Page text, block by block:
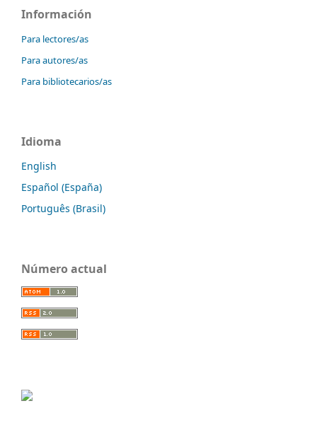
Información
Para lectores/as
Para autores/as
Para bibliotecarios/as
Idioma
English
Español (España)
Português (Brasil)
Número actual